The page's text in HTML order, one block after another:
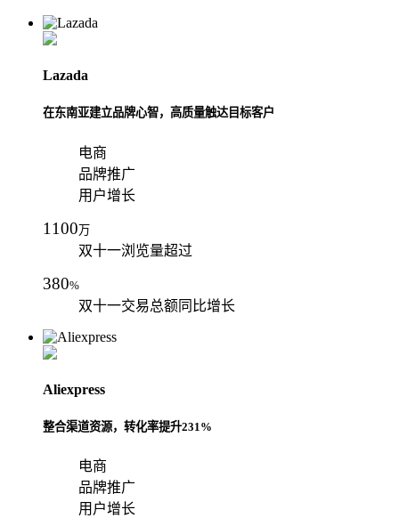
Lazada
在东南亚建立品牌心智，高质量触达目标客户
电商
品牌推广
用户增长
1100万
双十一浏览量超过
380%
双十一交易总额同比增长
Aliexpress
整合渠道资源，转化率提升231%
电商
品牌推广
用户增长